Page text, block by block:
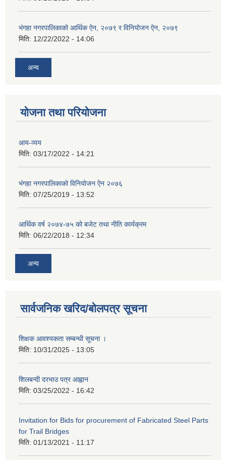
भंगहा नगरपालिकाको आर्थिक ऐन, २०७९ र विनियोजन ऐन, २०७९
मिति: 12/22/2022 - 14:06
अन्य
योजना तथा परियोजना
आय-व्यय
मिति: 03/17/2022 - 14:21
भंगहा नगरपालिकाको विनियोजन ऐन २०७६
मिति: 07/25/2019 - 13:52
आर्थिक वर्ष २०७४-७५ को बजेट तथा नीति कार्यक्रम
मिति: 06/22/2018 - 12:34
अन्य
सार्वजनिक खरिद/बोलपत्र सूचना
शिक्षक आवश्यकता सम्बन्धी सूचना ।
मिति: 10/31/2025 - 13:05
शिलबन्दी दरभाउ पत्र आह्वान
मिति: 03/25/2022 - 16:42
Invitation for Bids for procurement of Fabricated Steel Parts
for Trail Bridges
मिति: 01/13/2021 - 11:17